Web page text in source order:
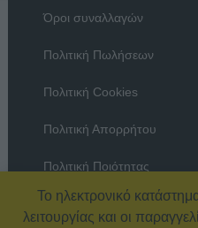
Όροι συναλλαγών
Πολιτική Πωλήσεων
Πολιτική Cookies
Πολιτική Απορρήτου
Πολιτική Ποιότητας
Όροι χρήσης
Το ηλεκτρονικό
λειτουργίας και οι